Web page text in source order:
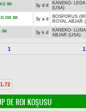
SK 3y d d KANEKO-
(USA)
DB SK 3y a d BOSPORUS
ROYAL ABJAR
SK 3y k d KANEKO-
ABJAR (USA)
1
DE ROI KOŞUSU